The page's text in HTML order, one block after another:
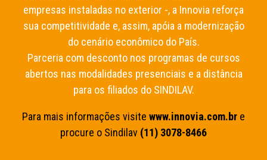
empresas instaladas no exterior -, a Innovia reforça
sua competitividade e, assim, apóia a modernização
do cenário econômico do País.
Parceria com desconto nos programas de cursos
abertos nas modalidades presenciais e a distância
para os filiados do SINDILAV.
Para mais informações visite www.innovia.com.br e
procure o Sindilav (11) 3078-8466